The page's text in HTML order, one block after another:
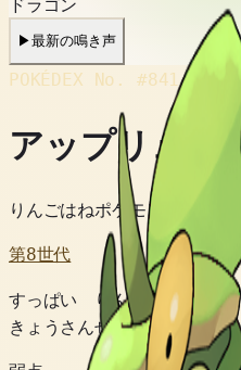
▶最新の鳴き声
POKÉDEX No. #841
アップリュー
りんごはねポケモン
第8世代
すっぱい りんごを たべ
きょうさんせいの えきたい